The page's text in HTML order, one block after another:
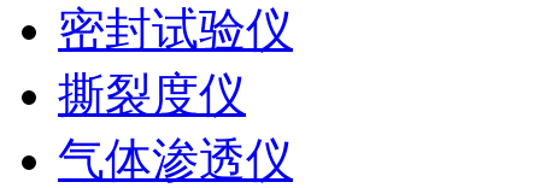
密封试验仪
撕裂度仪
气体渗透仪